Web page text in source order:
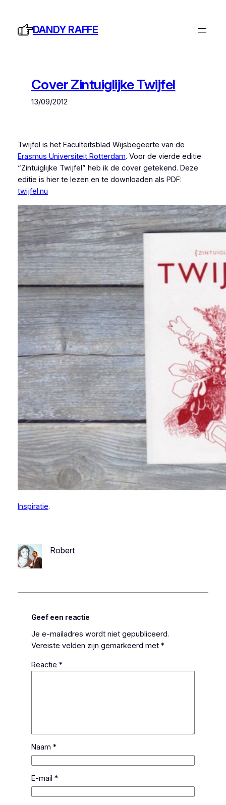
DANDY RAFFE
Cover Zintuiglijke Twijfel
13/09/2012
Twijfel is het Faculteitsblad Wijsbegeerte van de
Erasmus Universiteit Rotterdam. Voor de vierde editie
“Zintuiglijke Twijfel” heb ik de cover getekend. Deze
editie is hier te lezen en te downloaden als PDF:
twijfel.nu
Inspiratie.
Robert
Geef een reactie
Je e-mailadres wordt niet gepubliceerd.
Vereiste velden zijn gemarkeerd met *
Reactie *
Naam *
E-mail *